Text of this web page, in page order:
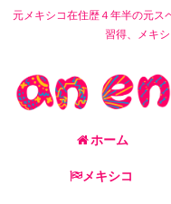
元メキシコ在住歴４年半の元ス
習得、メキ
ホーム
メキシコ